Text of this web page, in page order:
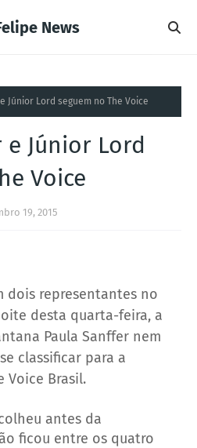
News
Júnior Lord seguem no The Voice
e Júnior Lord
Voice
19, 2015
dois representantes no
desta quarta-feira, a
Paula Sanffer nem
classificar para a
Voice Brasil.
antes da
ficou entre os quatro